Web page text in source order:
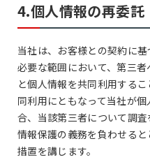
4.個人情報の再委託
当社は、お客様との契約に
必要な範囲において、第三
と個人情報を共同利用する
同利用にともなって当社が
合、当該第三者について調
情報保護の義務を負わせる
措置を講じます。